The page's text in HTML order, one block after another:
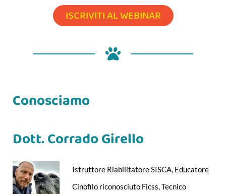
ISCRIVITI AL WEBINAR
Conosciamo
Dott. Corrado Girello
Istruttore Riabilitatore SISCA, Educatore
Cinofilo riconosciuto Ficss, Tecnico